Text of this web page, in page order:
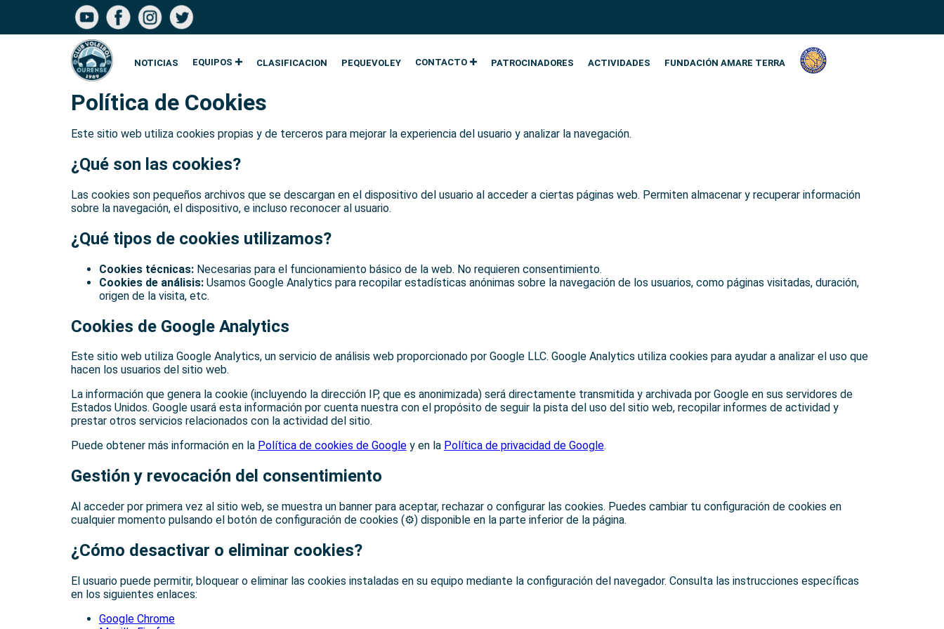
NOTICIAS EQUIPOS CLASIFICACION PEQUEVOLEY CONTACTO PATROCINADORES ACTIVIDADES FUNDACIÓN AMARE TERRA
Política de Cookies
Este sitio web utiliza cookies propias y de terceros para mejorar la experiencia del usuario y analizar la navegación.
¿Qué son las cookies?
Las cookies son pequeños archivos que se descargan en el dispositivo del usuario al acceder a ciertas páginas web. Permiten almacenar y recuperar información
sobre la navegación, el dispositivo, e incluso reconocer al usuario.
¿Qué tipos de cookies utilizamos?
Cookies técnicas:Necesarias para el funcionamiento básico de la web. No requieren consentimiento.
Cookies de análisis:Usamos Google Analytics para recopilar estadísticas anónimas sobre la navegación de los usuarios, como páginas visitadas, duración,
origen de la visita, etc.
Cookies de Google Analytics
Este sitio web utiliza Google Analytics, un servicio de análisis web proporcionado por Google LLC. Google Analytics utiliza cookies para ayudar a analizar el uso que
hacen los usuarios del sitio web.
La información que genera la cookie (incluyendo la dirección IP, que es anonimizada) será directamente transmitida y archivada por Google en sus servidores de
Estados Unidos. Google usará esta información por cuenta nuestra con el propósito de seguir la pista del uso del sitio web, recopilar informes de actividad y
prestar otros servicios relacionados con la actividad del sitio.
Puede obtener más información en la Política de cookies de Googley en la Política de privacidad de Google.
Gestión y revocación del consentimiento
Al acceder por primera vez al sitio web, se muestra un banner para aceptar, rechazar o configurar las cookies. Puedes cambiar tu configuración de cookies en
cualquier momento pulsando el botón de configuración de cookies (⚙️) disponible en la parte inferior de la página.
¿Cómo desactivar o eliminar cookies?
El usuario puede permitir, bloquear o eliminar las cookies instaladas en su equipo mediante la configuración del navegador. Consulta las instrucciones específicas
en los siguientes enlaces:
Google Chrome